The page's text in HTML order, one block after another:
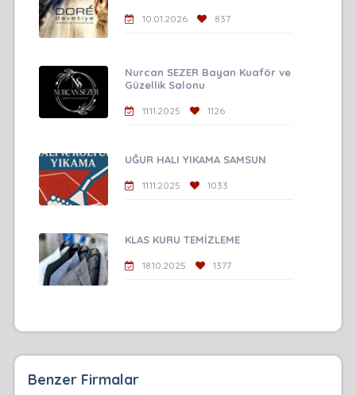
10.01.2026 837
Nurcan SEZER Bayan Kuaför ve
Güzellik Salonu
11.11.2025 1126
UĞUR HALI YIKAMA SAMSUN
11.11.2025 1033
KLAS KURU TEMİZLEME
18.10.2025 1377
Benzer Firmalar